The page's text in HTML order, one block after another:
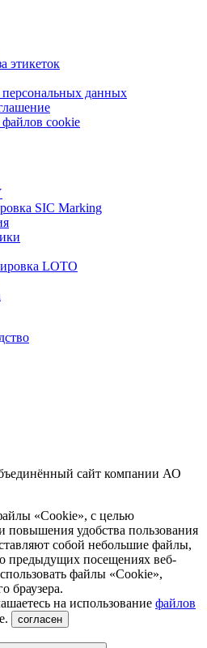
этикеток
данных
cookie
SIC Marking
LOTO
сайт компании АО
«Сookie», с целью
повышения удобства пользования
собой небольшие файлы,
предыдущих посещениях веб-
файлы «Сookie»,
браузера.
на использование файлов
согласен